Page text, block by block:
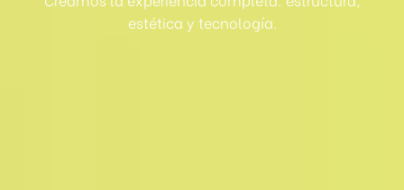
estética y tecnología.